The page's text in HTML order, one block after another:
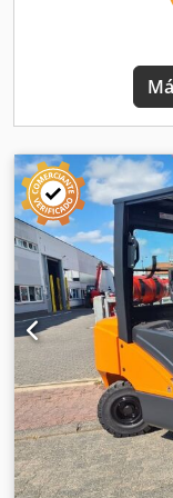
funcionamiento y
¿Quiere ver la
vídeo? Consejo:
habitualmente al
esta máquina y
exhaustiva
Opciones de pago
considerando
herramientas y
y operadores de
plataforma.